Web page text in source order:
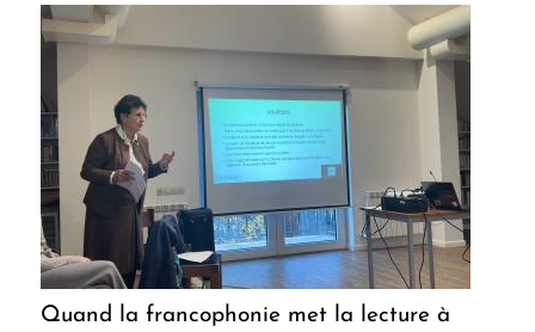
Quand la francophonie met la lecture à